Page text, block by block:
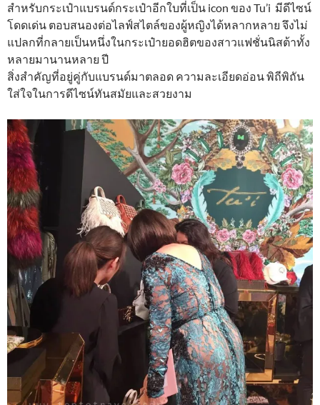
สำหรับกระเป๋าแบรนด์กระเป๋าอีกใบที่เป็น icon ของ Tu’i มีดีไซน์
โดดเด่น ตอบสนองต่อไลฟ์สไตล์ของผู้หญิงได้หลากหลาย จึงไม่
แปลกที่กลายเป็นหนึ่งในกระเป๋ายอดฮิตของสาวแฟชั่นนิสต้าทั้ง
หลายมานานหลาย ปี
สิ่งสำคัญที่อยู่คู่กับแบรนด์มาตลอด ความละเอียดอ่อน พิถีพิถัน
ใส่ใจในการดีไซน์ทันสมัยและสวยงาม